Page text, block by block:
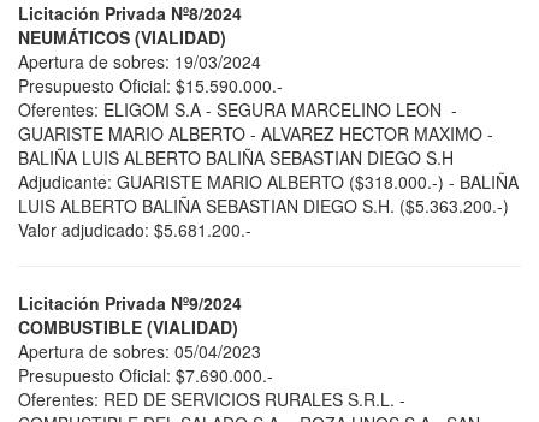
Licitación Privada Nº8/2024
NEUMÁTICOS (VIALIDAD)
Apertura de sobres: 19/03/2024
Presupuesto Oficial: $15.590.000.-
Oferentes: ELIGOM S.A - SEGURA MARCELINO LEON -
GUARISTE MARIO ALBERTO - ALVAREZ HECTOR MAXIMO -
BALIÑA LUIS ALBERTO BALIÑA SEBASTIAN DIEGO S.H
Adjudicante: GUARISTE MARIO ALBERTO ($318.000.-) - BALIÑA
LUIS ALBERTO BALIÑA SEBASTIAN DIEGO S.H. ($5.363.200.-)
Valor adjudicado: $5.681.200.-
Licitación Privada Nº9/2024
COMBUSTIBLE (VIALIDAD)
Apertura de sobres: 05/04/2023
Presupuesto Oficial: $7.690.000.-
Oferentes: RED DE SERVICIOS RURALES S.R.L. -